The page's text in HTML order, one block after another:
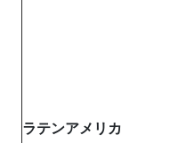
ラテンアメリカ